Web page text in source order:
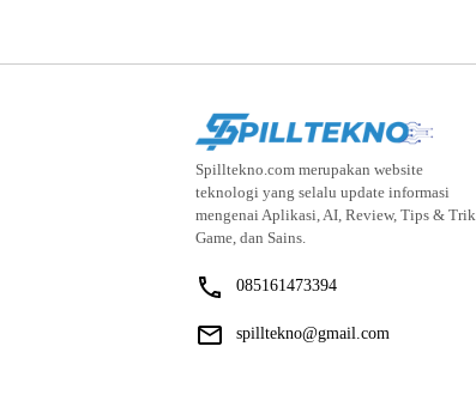
Spilltekno.com merupakan website
teknologi yang selalu update informasi
mengenai Aplikasi, AI, Review, Tips & Trik,
Game, dan Sains.
085161473394
spilltekno@gmail.com